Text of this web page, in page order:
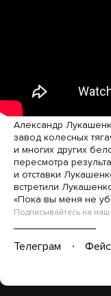
Александр
завод колесных
и многих других
пересмотра
и отставки
встретили
«Пока вы меня не
Подписывайтесь на наш
Телеграм